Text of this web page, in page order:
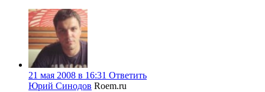
21 мая 2008 в 16:31 Ответить
Юрий Синодов Roem.ru